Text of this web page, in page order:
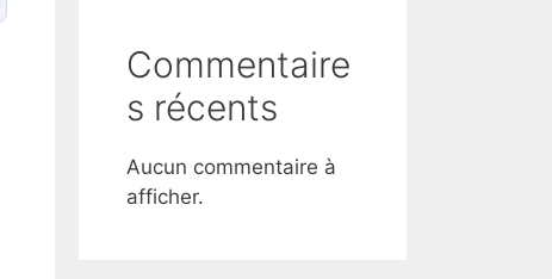
Commentaire
s récents
Aucun commentaire à
afficher.